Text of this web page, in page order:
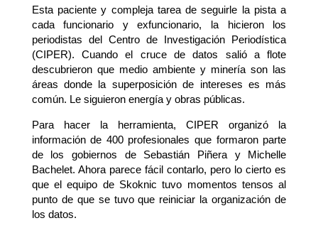
Esta paciente y compleja tarea de seguirle la pista a
cada funcionario y exfuncionario, la hicieron los
periodistas del Centro de Investigación Periodística
(CIPER). Cuando el cruce de datos salió a flote
descubrieron que medio ambiente y minería son las
áreas donde la superposición de intereses es más
común. Le siguieron energía y obras públicas.
Para hacer la herramienta, CIPER organizó la
información de 400 profesionales que formaron parte
de los gobiernos de Sebastián Piñera y Michelle
Bachelet. Ahora parece fácil contarlo, pero lo cierto es
que el equipo de Skoknic tuvo momentos tensos al
punto de que se tuvo que reiniciar la organización de
los datos.